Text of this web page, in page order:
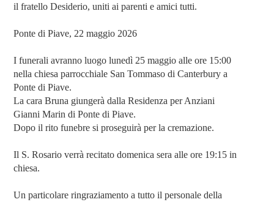
il fratello Desiderio, uniti ai parenti e amici tutti.
Ponte di Piave, 22 maggio 2026
I funerali avranno luogo lunedì 25 maggio alle ore 15:00
nella chiesa parrocchiale San Tommaso di Canterbury a
Ponte di Piave.
La cara Bruna giungerà dalla Residenza per Anziani
Gianni Marin di Ponte di Piave.
Dopo il rito funebre si proseguirà per la cremazione.
Il S. Rosario verrà recitato domenica sera alle ore 19:15 in
chiesa.
Un particolare ringraziamento a tutto il personale della